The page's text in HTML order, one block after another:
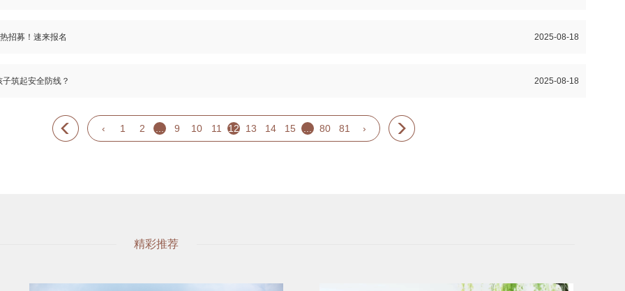
招募！速来报名 2025-08-18
筑起安全防线？ 2025-08-18
‹ 1 2 9 10 11 12 13 14 15 80 81 ›
精彩推荐